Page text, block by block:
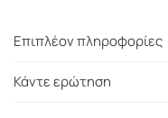
Επιπλέον πληροφορίες
Κάντε ερώτηση